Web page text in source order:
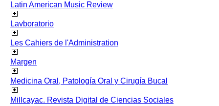
Latin American Music Review
Lavboratorio
Les Cahiers de l'Administration
Margen
Medicina Oral, Patología Oral y Cirugía Bucal
Millcayac. Revista Digital de Ciencias Sociales